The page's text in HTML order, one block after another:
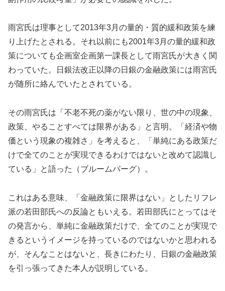
雨宮氏は理事として2013年3月の量的・質的緩和政策を練
り上げたとされる。それ以前にも2001年3月の量的緩和政
策についても企画室企画第一課長として雨宮氏が大きく関
わっていた。日銀法改正以降の日銀の金融政策には雨宮氏
が随所に絡んでいたとされている。
その雨宮氏は「不老不死の薬がない限り、世の中の現象、
政策、やることすべては限界がある」と言明。「経済や物
価という現象の複雑さ」を考えると、「単純にある政策だ
けで全てのことが実現できるわけではないと改めて認識し
ている」と語った（ブルームバーグ）。
これはある意味、「金融政策に限界はない」としたリフレ
派の若田部氏への反論ともいえる。若田部氏にとってはそ
の発言から、単純に金融政策だけで、全てのことが実現で
きるというイメージを持っているのではないかと思われる
が、そんなことはないと、長きにわたり、日銀の金融政策
を引っ張ってきた本人が説明している。